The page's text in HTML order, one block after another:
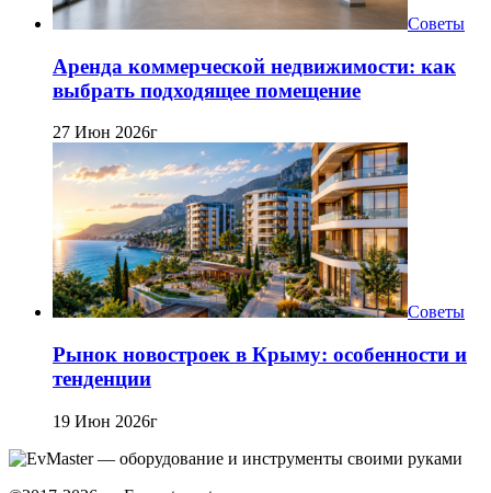
Советы
Аренда коммерческой недвижимости: как
выбрать подходящее помещение
27 Июн 2026г
Советы
Рынок новостроек в Крыму: особенности и
тенденции
19 Июн 2026г